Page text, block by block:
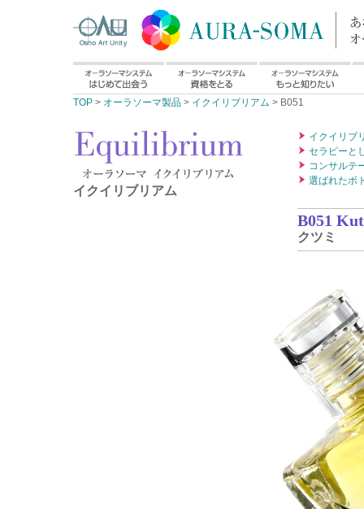
TOP > オーラソーマ製品 > イクイリブリアム > B051
イクイリブリアム
イクイリブ
セラピーと
コンサルテ
選ばれたボ
B051
クツミ